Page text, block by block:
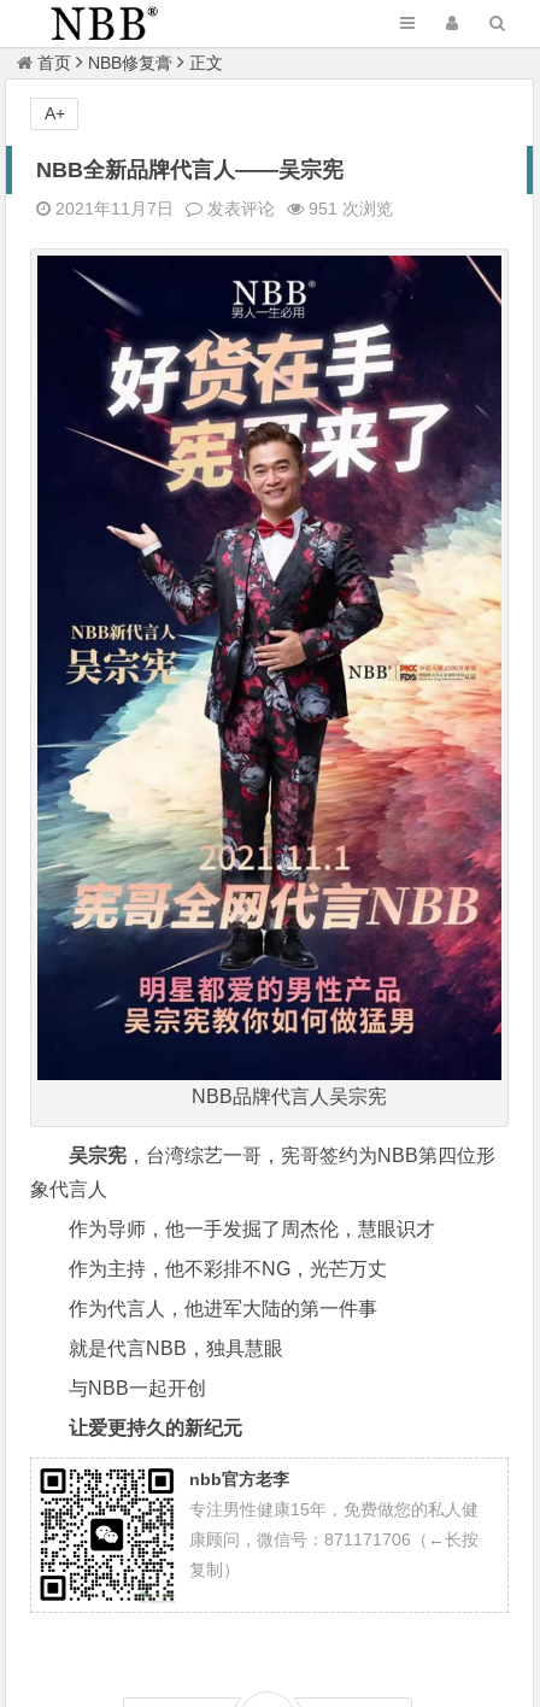
首页 NBB修复膏 正文
NBB全新品牌代言人——吴宗宪
2021年11月7日 发表评论 951 次浏览
NBB品牌代言人吴宗宪
吴宗宪 ，台湾综艺一哥，宪哥签约为NBB第四位形
象代言人
作为导师，他一手发掘了周杰伦，慧眼识才
作为主持，他不彩排不NG，光芒万丈
作为代言人，他进军大陆的第一件事
就是代言NBB，独具慧眼
与NBB一起开创
让爱更持久的新纪元
nbb官方老李
专注男性健康15年，免费做您的私人健
康顾问，微信号：871171706（←长按
复制）
A+